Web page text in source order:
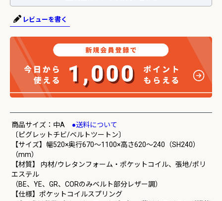
レビューを書く
商品サイズ：中A ●送料について
〔ピグレットチビ/ベルトツートン〕
【サイズ】幅520×奥行670～1100×高さ620～240（SH240）
（mm）
【材質】 内材/ウレタンフォーム・ポケットコイル、張地/ポリ
エステル
（BE、YE、GR、CORのみベルト部分レザー調）
【仕様】ポケットコイルスプリング